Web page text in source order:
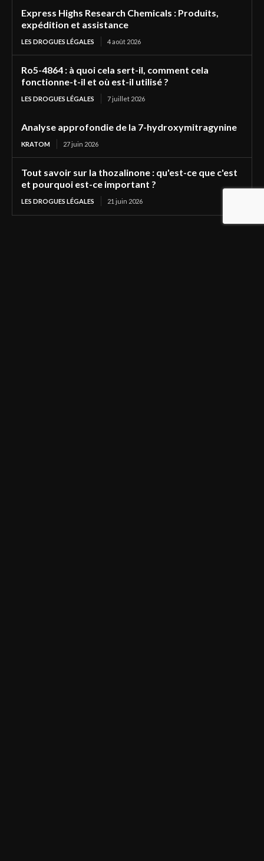
Express Highs Research Chemicals : Produits,
expédition et assistance
LES DROGUES LÉGALES 4 août 2026
Ro5-4864 : à quoi cela sert-il, comment cela
fonctionne-t-il et où est-il utilisé ?
LES DROGUES LÉGALES 7 juillet 2026
Analyse approfondie de la 7-hydroxymitragynine
KRATOM 27 juin 2026
Tout savoir sur la thozalinone : qu'est-ce que c'est
et pourquoi est-ce important ?
LES DROGUES LÉGALES 21 juin 2026